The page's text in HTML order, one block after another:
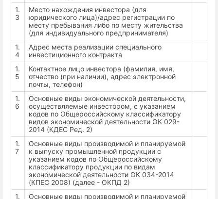
1.
3
Место нахождения инвестора (для
юридического лица)/адрес регистрации по
месту пребывания либо по месту жительства
(для индивидуального предпринимателя)
1.
4
Адрес места реализации специального
инвестиционного контракта
1.
5
Контактное лицо инвестора (фамилия, имя,
отчество (при наличии), адрес электронной
почты, телефон)
1.
6
Основные виды экономической деятельности,
осуществляемые инвестором, с указанием
кодов по Общероссийскому классификатору
видов экономической деятельности ОК 029-
2014 (КДЕС Ред. 2)
1.
7
Основные виды производимой и планируемой
к выпуску промышленной продукции с
указанием кодов по Общероссийскому
классификатору продукции по видам
экономической деятельности ОК 034-2014
(КПЕС 2008) (далее - ОКПД 2)
1.
Основные виды производимой и планируемой